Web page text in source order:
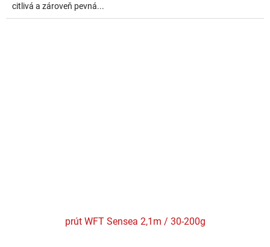
citlivá a zároveň pevná...
prút WFT Sensea 2,1m / 30-200g